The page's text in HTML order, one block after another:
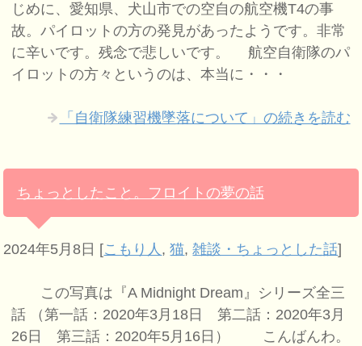
じめに、愛知県、犬山市での空自の航空機T4の事
故。パイロットの方の発見があったようです。非常
に辛いです。残念で悲しいです。 航空自衛隊のパ
イロットの方々というのは、本当に・・・
「自衛隊練習機墜落について」の続きを読む
ちょっとしたこと。フロイトの夢の話
2024年5月8日 [こもり人 ,猫,雑談・ちょっとした話]
この写真は『A Midnight Dream』シリーズ全三
話 （第一話：2020年3月18日 第二話：2020年3月
26日 第三話：2020年5月16日） こんばんわ。